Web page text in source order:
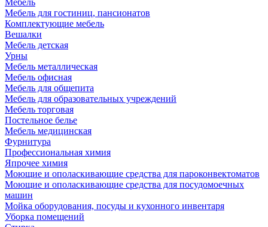
Мебель
Мебель для гостиниц, пансионатов
Комплектующие мебель
Вешалки
Мебель детская
Урны
Мебель металлическая
Мебель офисная
Мебель для общепита
Мебель для образовательных учреждений
Мебель торговая
Постельное белье
Мебель медицинская
Фурнитура
Профессиональная химия
Япрочее химия
Моющие и ополаскивающие средства для пароконвектоматов
Моющие и ополаскивающие средства для посудомоечных
машин
Мойка оборудования, посуды и кухонного инвентаря
Уборка помещений